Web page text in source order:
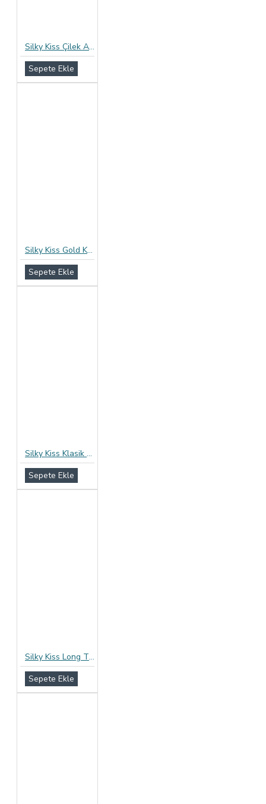
Silky Kiss Çilek Aromalı Prezervatif 12li Paket
Sepete Ekle
Silky Kiss Gold Kayganlaştırıcılı Prezervatif
Sepete Ekle
Silky Kiss Klasik Prezervatif 12li Paket
Sepete Ekle
Silky Kiss Long Time Prezervatif 12li Paket
Sepete Ekle